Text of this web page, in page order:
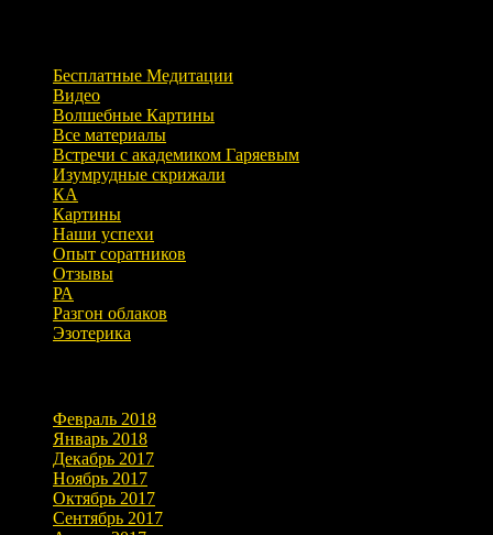
Бесплатные Медитации
Видео
Волшебные Картины
Все материалы
Встречи с академиком Гаряевым
Изумрудные скрижали
КА
Картины
Наши успехи
Опыт соратников
Отзывы
РА
Разгон облаков
Эзотерика
Февраль 2018
Январь 2018
Декабрь 2017
Ноябрь 2017
Октябрь 2017
Сентябрь 2017